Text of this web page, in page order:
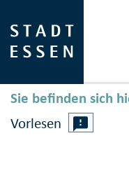
Sie befinden sich
Vorlesen